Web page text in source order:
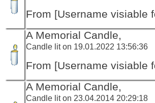
From [Username visiable
A Memorial Candle,
Candle lit on 19.01.2022 13:56:36
From [Username visiable
A Memorial Candle,
Candle lit on 23.04.2014 20:29:18